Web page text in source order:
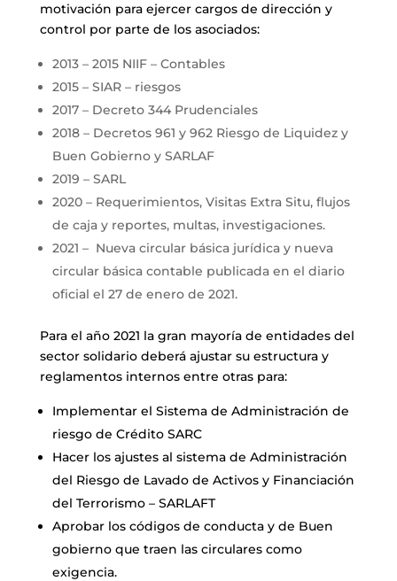
motivación para ejercer cargos de dirección y
control por parte de los asociados:
2013 – 2015 NIIF – Contables
2015 – SIAR – riesgos
2017 – Decreto 344 Prudenciales
2018 – Decretos 961 y 962 Riesgo de Liquidez y
Buen Gobierno y SARLAF
2019 – SARL
2020 – Requerimientos, Visitas Extra Situ, flujos
de caja y reportes, multas, investigaciones.
2021 – Nueva circular básica jurídica y nueva
circular básica contable publicada en el diario
oficial el 27 de enero de 2021.
Para el año 2021 la gran mayoría de entidades del
sector solidario deberá ajustar su estructura y
reglamentos internos entre otras para:
Implementar el Sistema de Administración de
riesgo de Crédito SARC
Hacer los ajustes al sistema de Administración
del Riesgo de Lavado de Activos y Financiación
del Terrorismo – SARLAFT
Aprobar los códigos de conducta y de Buen
gobierno que traen las circulares como
exigencia.